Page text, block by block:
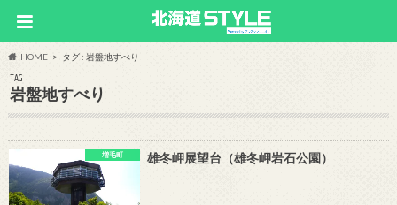
HOME タグ : 岩盤地すべり
TAG
岩盤地すべり
増毛町 雄冬岬展望台（雄冬岬岩石公園）